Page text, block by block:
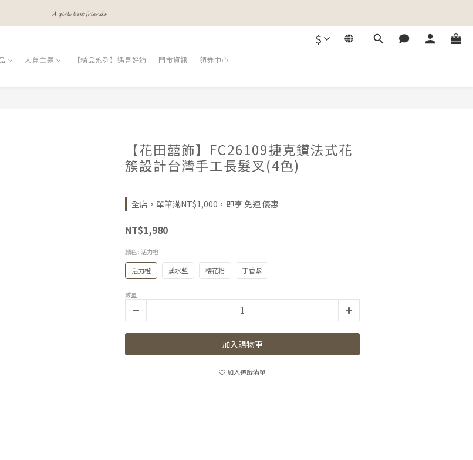
𝓐 𝓰𝓲𝓻𝓵𝓼 𝓫𝓮𝓼𝓽 𝓯𝓻𝓲𝓮𝓷𝓭𝓼
𝓜𝓮𝓮𝓽 𝔂𝓸𝓾𝓻 𝓫𝓮𝓪𝓾𝓽𝔂
$
人氣主題 【精品系列】遇見好飾 門市資訊 領券中心
【花田囍飾】FC26109捷克鑽法式花
簇設計台灣手工長髮叉(4色)
全店，單筆滿NT$1,000，即享 免運 優惠
NT$1,980
顏色 : 活力橙
活力橙 溪水藍 櫻花粉 丁香紫
數量
加入購物車
加入追蹤清單